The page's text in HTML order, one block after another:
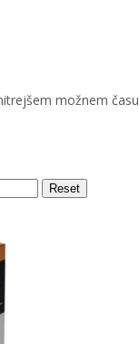
možnem času
Reset